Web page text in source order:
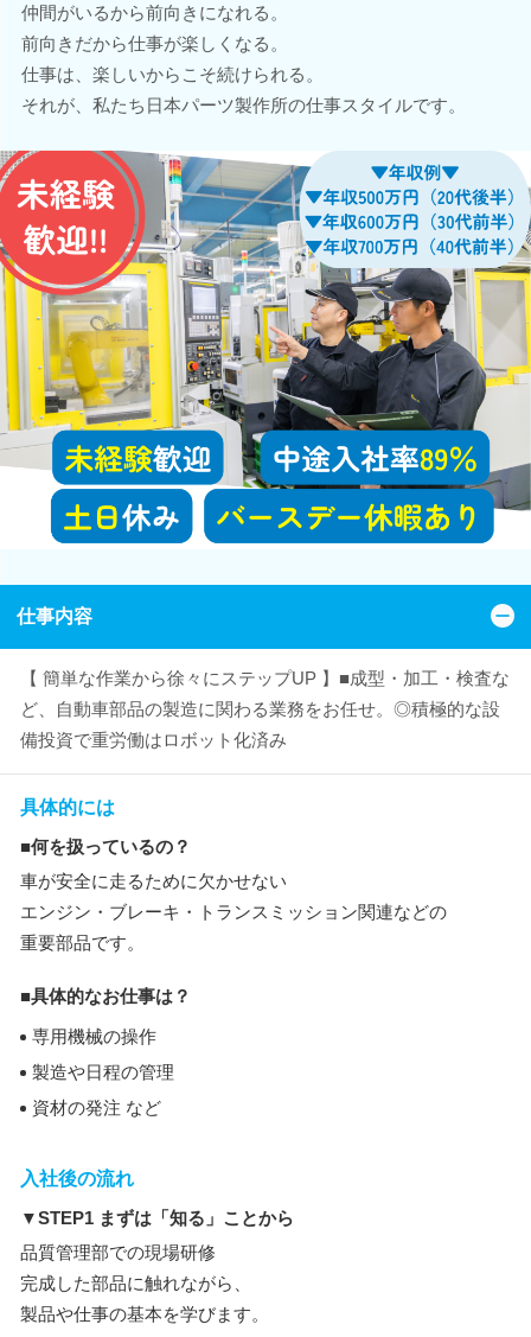
仲間がいるから前向きになれる。
前向きだから仕事が楽しくなる。
仕事は、楽しいからこそ続けられる。
それが、私たち日本パーツ製作所の仕事スタイルです。
仕事内容
【 簡単な作業から徐々にステップUP 】■成型・加工・検査な
ど、自動車部品の製造に関わる業務をお任せ。◎積極的な設
備投資で重労働はロボット化済み
具体的には
■何を扱っているの？
車が安全に走るために欠かせない
エンジン・ブレーキ・トランスミッション関連などの
重要部品です。
■具体的なお仕事は？
専用機械の操作
製造や日程の管理
資材の発注 など
入社後の流れ
▼STEP1 まずは「知る」ことから
品質管理部での現場研修
完成した部品に触れながら、
製品や仕事の基本を学びます。